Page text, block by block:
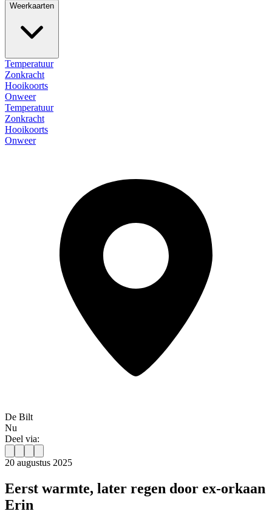
Weerkaarten
Temperatuur
Zonkracht
Hooikoorts
Onweer
Temperatuur
Zonkracht
Hooikoorts
Onweer
De Bilt
Nu
Deel via:
20 augustus 2025
Eerst warmte, later regen door ex-orkaan
Erin